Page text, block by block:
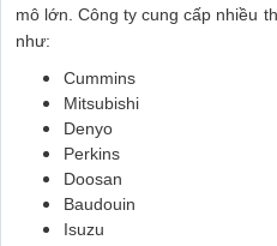
mô lớn. Công ty cung cấp nhiều
như:
Cummins
Mitsubishi
Denyo
Perkins
Doosan
Baudouin
Isuzu